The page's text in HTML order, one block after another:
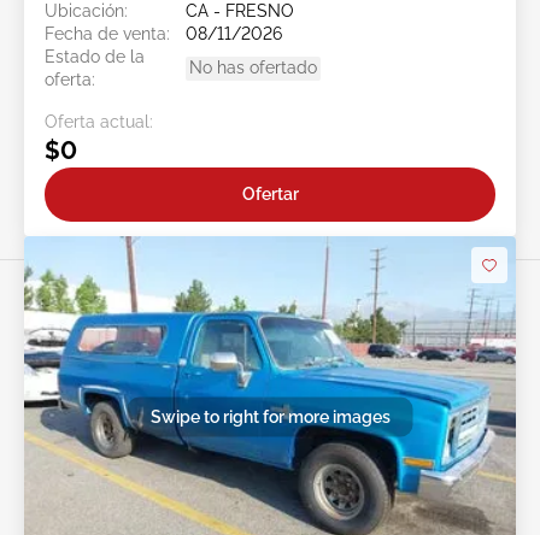
Ubicación:
CA - FRESNO
Fecha de venta:
08/11/2026
Estado de la
oferta:
No has ofertado
Oferta actual:
$0
Ofertar
Swipe to right for more images